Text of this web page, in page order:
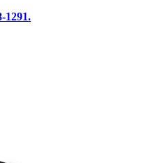
1291.